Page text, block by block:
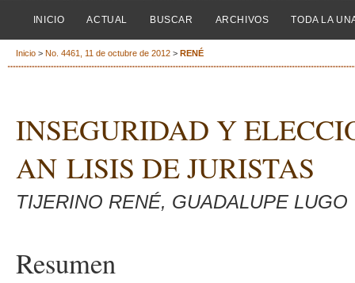
INICIO ACTUAL BUSCAR ARCHIVOS TODA LA
Inicio > No. 4461, 11 de octubre de 2012 > RENÉ
INSEGURIDAD Y
AN LISIS DE JURISTAS
TIJERINO RENÉ, GUADALUPE LUGO
Resumen